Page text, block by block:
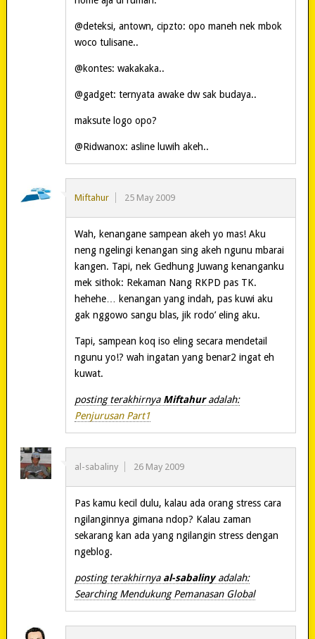
@deteksi, antown, cipzto: opo maneh nek mbok
woco tulisane..
@kontes: wakakaka..
@gadget: ternyata awake dw sak budaya..
maksute logo opo?
@Ridwanox: asline luwih akeh..
Miftahur 25 May 2009
Wah, kenangane sampean akeh yo mas! Aku
neng ngelingi kenangan sing akeh ngunu mbarai
kangen. Tapi, nek Gedhung Juwang kenanganku
mek sithok: Rekaman Nang RKPD pas TK.
hehehe… kenangan yang indah, pas kuwi aku
gak nggowo sangu blas, jik rodo’ eling aku.
Tapi, sampean koq iso eling secara mendetail
ngunu yo!? wah ingatan yang benar2 ingat eh
kuwat.
posting terakhirnya Miftahuradalah:
Penjurusan Part1
al-sabaliny 26 May 2009
Pas kamu kecil dulu, kalau ada orang stress cara
ngilanginnya gimana ndop? Kalau zaman
sekarang kan ada yang ngilangin stress dengan
ngeblog.
posting terakhirnya al-sabalinyadalah:
Searching Mendukung Pemanasan Global